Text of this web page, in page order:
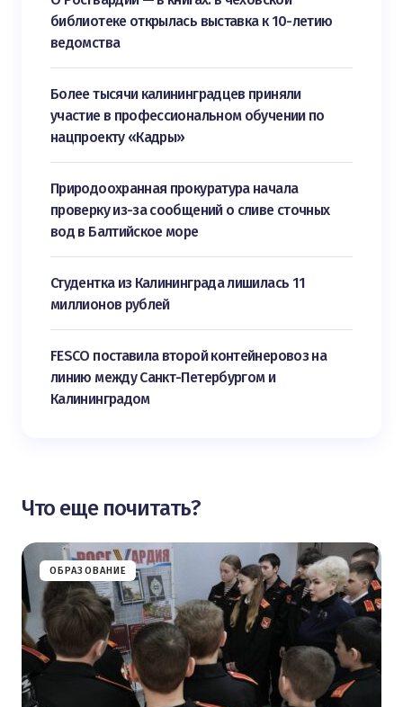
библиотеке открылась выставка к 10-летию
ведомства
Более тысячи калининградцев приняли
участие в профессиональном обучении по
нацпроекту «Кадры»
Природоохранная прокуратура начала
проверку из-за сообщений о сливе сточных
вод в Балтийское море
Студентка из Калининграда лишилась 11
миллионов рублей
FESCO поставила второй контейнеровоз на
линию между Санкт-Петербургом и
Калининградом
Что еще почитать?
ОБРАЗОВАНИЕ